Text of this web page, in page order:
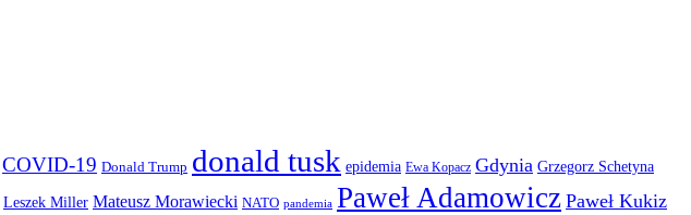
COVID-19 Donald Trump donald tusk epidemia Ewa Kopacz Gdynia Grzegorz Schetyna
Leszek Miller Mateusz Morawiecki NATO pandemia Paweł Adamowicz Paweł Kukiz